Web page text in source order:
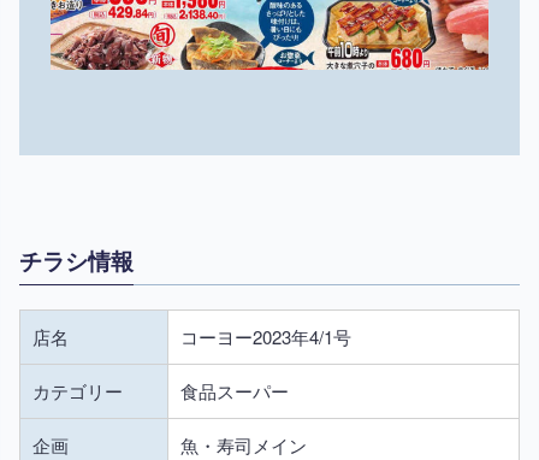
チラシ情報
店名 コーヨー2023年4/1号
カテゴリー 食品スーパー
企画 魚・寿司メイン